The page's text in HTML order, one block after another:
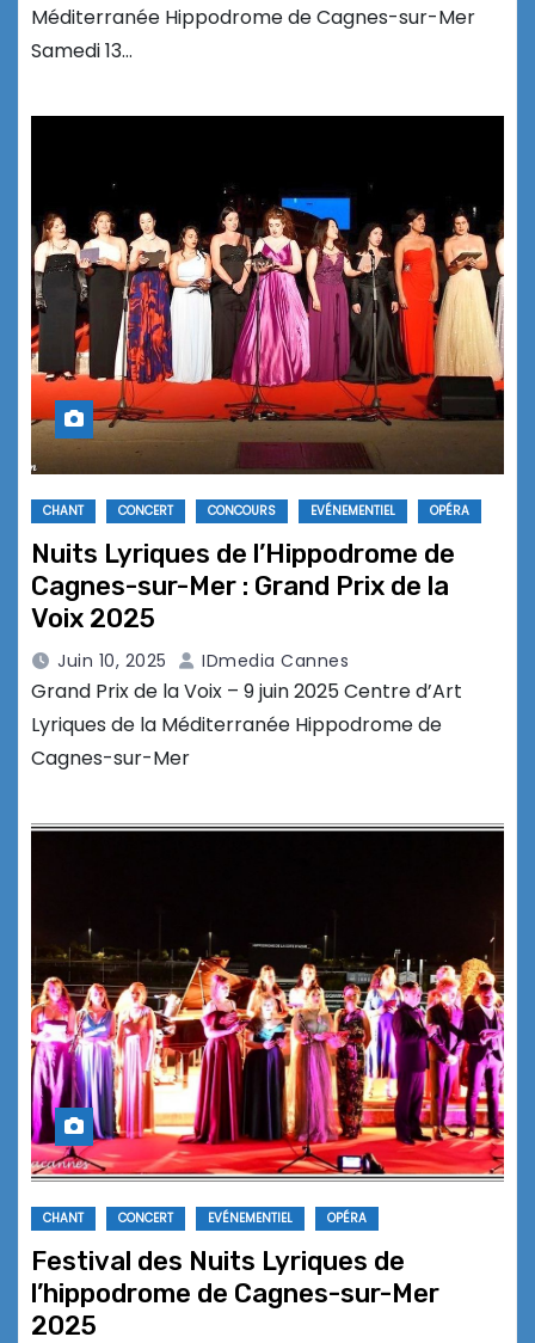
Méditerranée Hippodrome de Cagnes-sur-Mer
Samedi 13…
CHANT CONCERT CONCOURS EVÉNEMENTIEL OPÉRA
Nuits Lyriques de l’Hippodrome de
Cagnes-sur-Mer : Grand Prix de la
Voix 2025
Juin 10, 2025 IDmedia Cannes
Grand Prix de la Voix – 9 juin 2025 Centre d’Art
Lyriques de la Méditerranée Hippodrome de
Cagnes-sur-Mer
CHANT CONCERT EVÉNEMENTIEL OPÉRA
Festival des Nuits Lyriques de
l’hippodrome de Cagnes-sur-Mer
2025